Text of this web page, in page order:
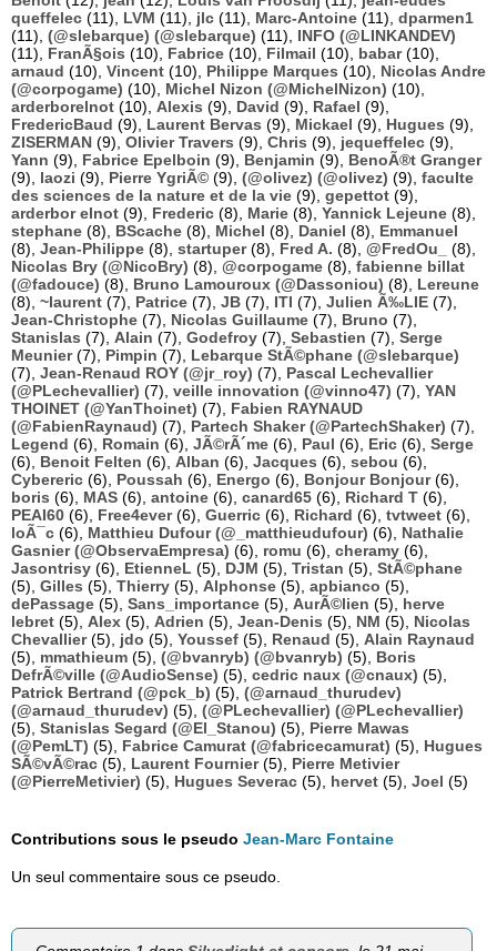
queffelec (11), LVM (11), jlc (11), Marc-Antoine (11), dparmen1
(11), (@slebarque) (@slebarque) (11), INFO (@LINKANDEV)
(11), FranÃ§ois (10), Fabrice (10), Filmail (10), babar(10),
arnaud (10), Vincent (10), Philippe Marques (10), Nicolas Andre
(@corpogame) (10), Michel Nizon (@MichelNizon) (10),
arderborelnot (10), Alexis (9), David (9), Rafael (9),
FredericBaud (9), Laurent Bervas (9), Mickael (9), Hugues (9),
ZISERMAN (9), Olivier Travers (9), Chris (9), jequeffelec (9),
Yann (9), Fabrice Epelboin (9), Benjamin (9), BenoÃ®t Granger
(9), laozi (9), Pierre YgriÃ© (9), (@olivez) (@olivez) (9), faculte
des sciences de la nature et de la vie (9), gepettot (9),
arderbor elnot (9), Frederic (8), Marie (8), Yannick Lejeune (8),
stephane (8), BScache (8), Michel (8), Daniel (8), Emmanuel
(8), Jean-Philippe (8), startuper(8), Fred A. (8), @FredOu_
(8),
Nicolas Bry (@NicoBry) (8), @corpogame (8), fabienne billat
(@fadouce) (8), Bruno Lamouroux (@Dassoniou) (8), Lereune
(8), ~laurent (7), Patrice (7), JB (7), ITI (7), Julien Ã‰LIE (7),
Jean-Christophe (7), Nicolas Guillaume (7), Bruno (7),
Stanislas (7), Alain (7), Godefroy (7), Sebastien (7), Serge
Meunier(7), Pimpin (7), Lebarque StÃ©phane (@slebarque)
(7), Jean-Renaud ROY (@jr_roy) (7), Pascal Lechevallier
(@PLechevallier) (7), veille innovation (@vinno47) (7), YAN
THOINET (@YanThoinet) (7), Fabien RAYNAUD
(@FabienRaynaud) (7), Partech Shaker (@PartechShaker) (7),
Legend (6), Romain (6), JÃ©rÃ´me (6), Paul (6), Eric (6), Serge
(6), Benoit Felten (6), Alban (6), Jacques (6), sebou (6),
Cybereric (6), Poussah (6), Energo (6), Bonjour Bonjour(6),
boris (6), MAS (6), antoine (6), canard65 (6), Richard T (6),
PEAI60 (6), Free4ever(6), Guerric (6), Richard (6), tvtweet (6),
loÃ¯c (6), Matthieu Dufour (@_matthieudufour) (6), Nathalie
Gasnier (@ObservaEmpresa) (6), romu (6), cheramy (6),
Jasontrisy (6), EtienneL (5), DJM (5), Tristan (5), StÃ©phane
(5), Gilles (5), Thierry (5), Alphonse (5), apbianco (5),
dePassage (5), Sans_importance (5), AurÃ©lien (5), herve
lebret (5), Alex (5), Adrien (5), Jean-Denis (5), NM (5), Nicolas
Chevallier(5), jdo (5), Youssef (5), Renaud (5), Alain Raynaud
(5), mmathieum (5), (@bvanryb) (@bvanryb) (5), Boris
DefrÃ©ville (@AudioSense) (5), cedric naux (@cnaux) (5),
Patrick Bertrand (@pck_b) (5), (@arnaud_thurudev)
(@arnaud_thurudev) (5), (@PLechevallier) (@PLechevallier)
(5), Stanislas Segard (@El_Stanou) (5), Pierre Mawas
(@PemLT) (5), Fabrice Camurat (@fabricecamurat) (5), Hugues
SÃ©vÃ©rac (5), Laurent Fournier(5), Pierre Metivier
(@PierreMetivier) (5), Hugues Severac (5), hervet (5), Joel (5)
Contributions sous le pseudo Jean-Marc Fontaine
Un seul commentaire sous ce pseudo.